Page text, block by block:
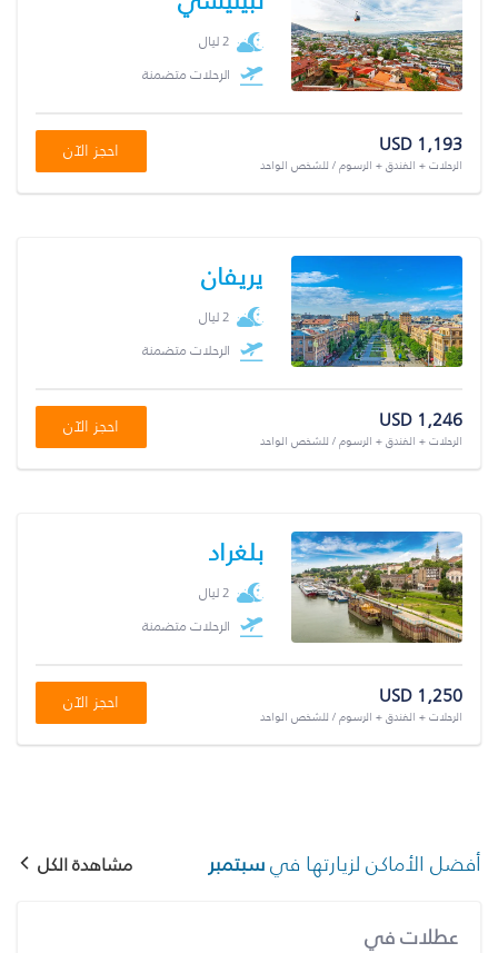
2 ليال
الرحلات متضمنة
USD 1,193
الرحلات + الفندق + الرسوم / للشخص الواحد
احجز الآن
يريفان
2 ليال
الرحلات متضمنة
USD 1,246
الرحلات + الفندق + الرسوم / للشخص الواحد
احجز الآن
بلغراد
2 ليال
الرحلات متضمنة
USD 1,250
الرحلات + الفندق + الرسوم / للشخص الواحد
احجز الآن
أفضل الأماكن لزيارتها فيسبتمبر مشاهدة الكل
عطلات في